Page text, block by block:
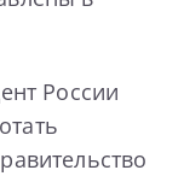
России